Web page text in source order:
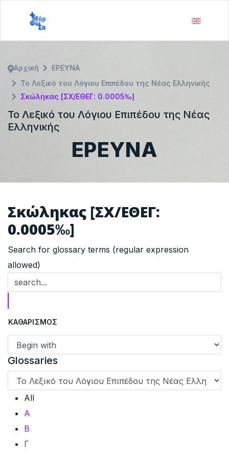
ΕΡΕΥΝΑ
Το Λεξικό του Λόγιου Επιπέδου της Νέας
Ελληνικής
Αρχική
ΕΡΕΥΝΑ
Το Λεξικό του Λόγιου Επιπέδου της Νέας Ελληνικής
Σκώληκας [ΣΧ/ΕΘΕΓ: 0.0005‰]
Σκώληκας [ΣΧ/ΕΘΕΓ:
0.0005‰]
Search for glossary terms (regular expression
allowed)
Glossaries
All
Α
Β
Γ